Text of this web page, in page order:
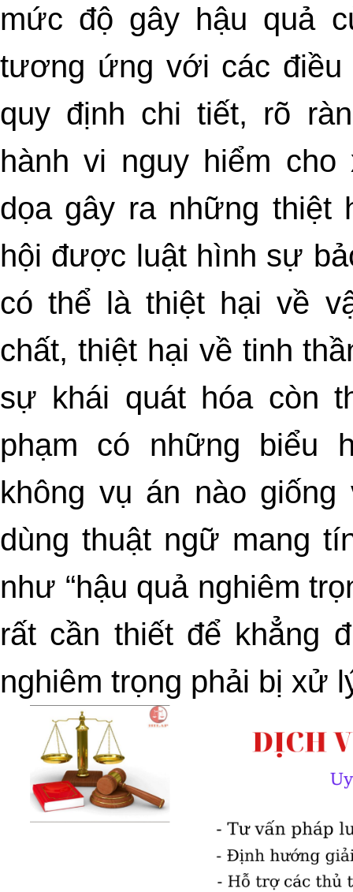
mức độ gây hậu quả
tương ứng với các điều
quy định chi tiết, rõ
hành vi nguy hiểm
dọa gây ra những thiệt
hội được luật hình sự
có thể là thiệt hại về
chất, thiệt hại về tinh
sự khái quát hóa còn
phạm có những biểu
không vụ án nào
dùng thuật ngữ mang
như “hậu quả nghiêm
rất cần thiết để khẳng
nghiêm trọng phải bị xử